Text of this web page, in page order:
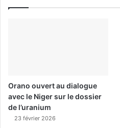
Orano ouvert au dialogue
avec le Niger sur le dossier
de l’uranium
23 février 2026